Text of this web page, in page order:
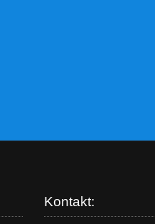
Kontakt: